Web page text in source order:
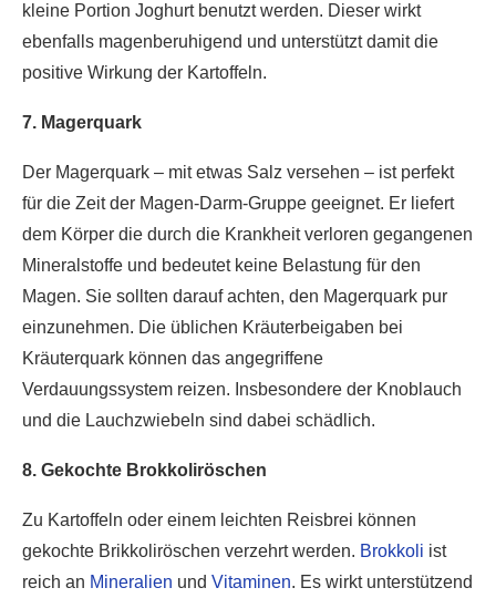
kleine Portion Joghurt benutzt werden. Dieser wirkt
ebenfalls magenberuhigend und unterstützt damit die
positive Wirkung der Kartoffeln.
7. Magerquark
Der Magerquark – mit etwas Salz versehen – ist perfekt
für die Zeit der Magen-Darm-Gruppe geeignet. Er liefert
dem Körper die durch die Krankheit verloren gegangenen
Mineralstoffe und bedeutet keine Belastung für den
Magen. Sie sollten darauf achten, den Magerquark pur
einzunehmen. Die üblichen Kräuterbeigaben bei
Kräuterquark können das angegriffene
Verdauungssystem reizen. Insbesondere der Knoblauch
und die Lauchzwiebeln sind dabei schädlich.
8. Gekochte Brokkoliröschen
Zu Kartoffeln oder einem leichten Reisbrei können
gekochte Brikkoliröschen verzehrt werden. Brokkoli ist
reich an Mineralien und Vitaminen. Es wirkt unterstützend